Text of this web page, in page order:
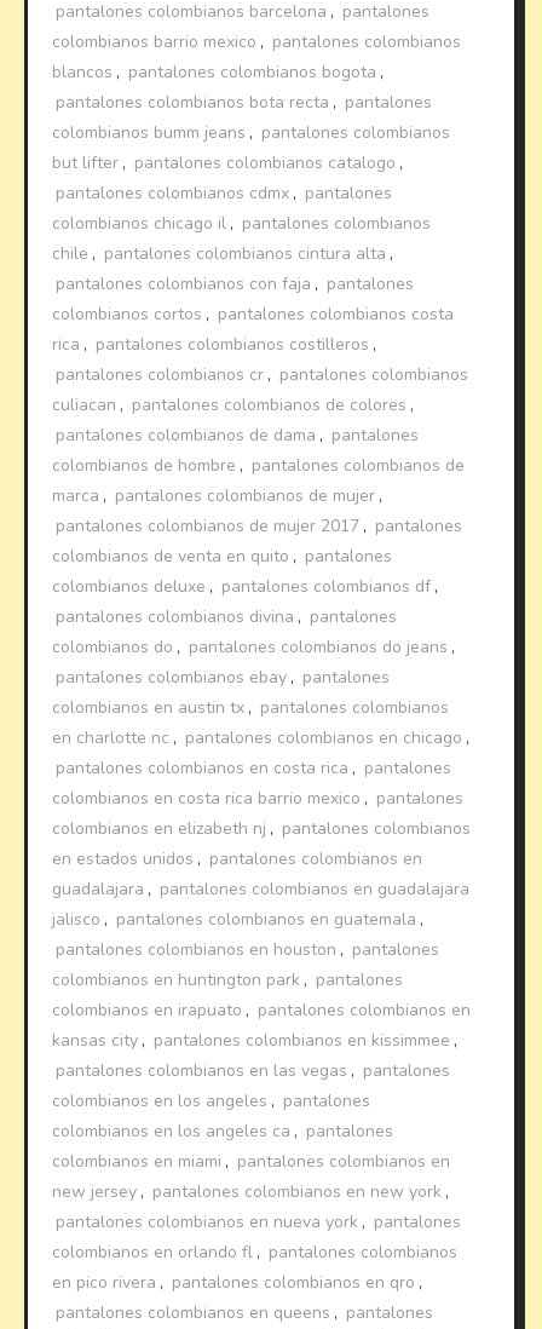
pantalones colombianos barcelona , pantalones
colombianos barrio mexico , pantalones colombianos
blancos , pantalones colombianos bogota ,
pantalones colombianos bota recta , pantalones
colombianos bumm jeans , pantalones colombianos
but lifter , pantalones colombianos catalogo ,
pantalones colombianos cdmx , pantalones
colombianos chicago il , pantalones colombianos
chile , pantalones colombianos cintura alta ,
pantalones colombianos con faja , pantalones
colombianos cortos , pantalones colombianos costa
rica , pantalones colombianos costilleros ,
pantalones colombianos cr , pantalones colombianos
culiacan , pantalones colombianos de colores ,
pantalones colombianos de dama , pantalones
colombianos de hombre , pantalones colombianos de
marca , pantalones colombianos de mujer ,
pantalones colombianos de mujer 2017 , pantalones
colombianos de venta en quito , pantalones
colombianos deluxe , pantalones colombianos df ,
pantalones colombianos divina , pantalones
colombianos do , pantalones colombianos do jeans ,
pantalones colombianos ebay , pantalones
colombianos en austin tx , pantalones colombianos
en charlotte nc , pantalones colombianos en chicago ,
pantalones colombianos en costa rica , pantalones
colombianos en costa rica barrio mexico , pantalones
colombianos en elizabeth nj , pantalones colombianos
en estados unidos , pantalones colombianos en
guadalajara , pantalones colombianos en guadalajara
jalisco , pantalones colombianos en guatemala ,
pantalones colombianos en houston , pantalones
colombianos en huntington park , pantalones
colombianos en irapuato , pantalones colombianos en
kansas city , pantalones colombianos en kissimmee ,
pantalones colombianos en las vegas , pantalones
colombianos en los angeles , pantalones
colombianos en los angeles ca , pantalones
colombianos en miami , pantalones colombianos en
new jersey , pantalones colombianos en new york ,
pantalones colombianos en nueva york , pantalones
colombianos en orlando fl , pantalones colombianos
en pico rivera , pantalones colombianos en qro ,
pantalones colombianos en queens , pantalones